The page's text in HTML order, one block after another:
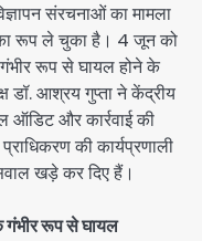
संरचनाओं का मामला
रूप ले चुका है। 4 जून को
रूप से घायल होने के
डॉ. आश्रय गुप्ता ने केंद्रीय
ऑडिट और कार्रवाई की
की कार्यप्रणाली
खड़े कर दिए हैं।
गंभीर रूप से घायल